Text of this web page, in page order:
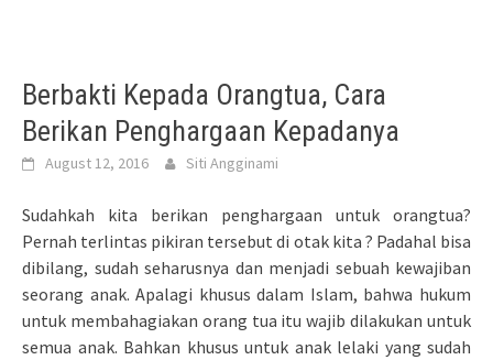
Berbakti Kepada Orangtua, Cara
Berikan Penghargaan Kepadanya
August 12, 2016 Siti Angginami
Sudahkah kita berikan penghargaan untuk orangtua?
Pernah terlintas pikiran tersebut di otak kita ? Padahal bisa
dibilang, sudah seharusnya dan menjadi sebuah kewajiban
seorang anak. Apalagi khusus dalam Islam, bahwa hukum
untuk membahagiakan orang tua itu wajib dilakukan untuk
semua anak. Bahkan khusus untuk anak lelaki yang sudah